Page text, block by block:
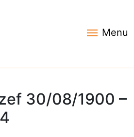
Menu
30/08/1900 –